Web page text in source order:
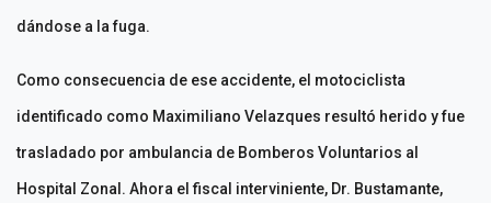
dándose a la fuga.
Como consecuencia de ese accidente, el motociclista
identificado como Maximiliano Velazques resultó herido y fue
trasladado por ambulancia de Bomberos Voluntarios al
Hospital Zonal. Ahora el fiscal interviniente, Dr. Bustamante,